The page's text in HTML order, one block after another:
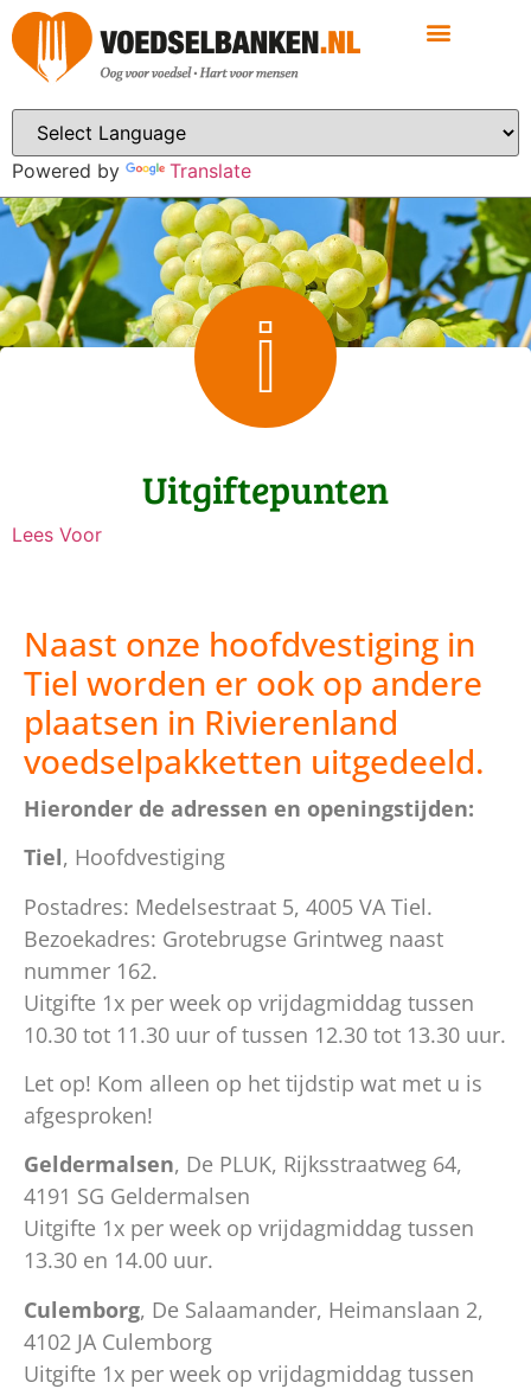
Powered by Translate
Uitgiftepunten
Lees Voor
Naast onze hoofdvestiging in
Tiel worden er ook op andere
plaatsen in Rivierenland
voedselpakketten uitgedeeld.
Hieronder de adressen en openingstijden:
Tiel, Hoofdvestiging
Postadres: Medelsestraat 5, 4005 VA Tiel.
Bezoekadres: Grotebrugse Grintweg naast
nummer 162.
Uitgifte 1x per week op vrijdagmiddag tussen
10.30 tot 11.30 uur of tussen 12.30 tot 13.30 uur.
Let op! Kom alleen op het tijdstip wat met u is
afgesproken!
Geldermalsen, De PLUK, Rijksstraatweg 64,
4191 SG Geldermalsen
Uitgifte 1x per week op vrijdagmiddag tussen
13.30 en 14.00 uur.
Culemborg, De Salaamander, Heimanslaan 2,
4102 JA Culemborg
Uitgifte 1x per week op vrijdagmiddag tussen